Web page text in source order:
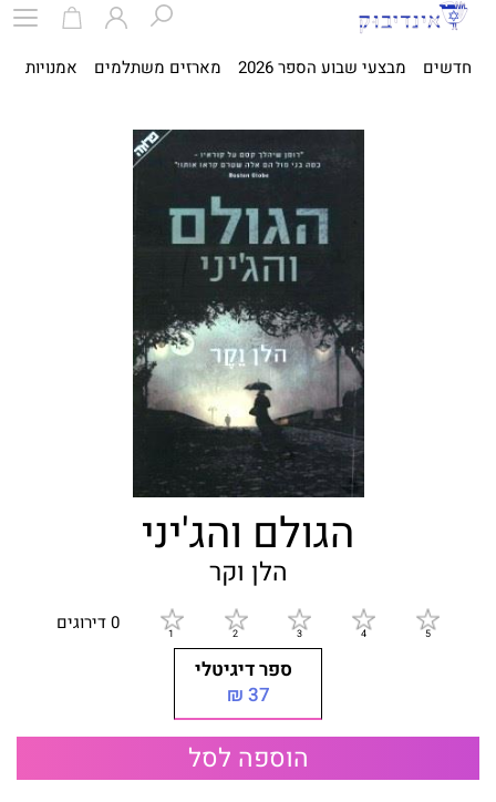
חדשים מבצעי שבוע הספר 2026 מארזים משתלמים אמנויות
הגולם והג'יני
הלן וקר
0 דירוגים
ספר דיגיטלי
37 ₪
הוספה לסל